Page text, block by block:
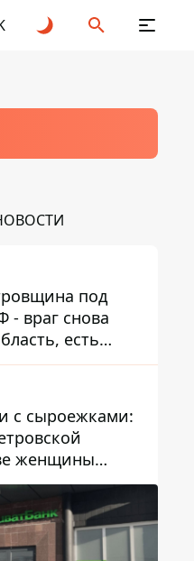
под
- враг снова
есть
и пожары
с сыроежками:
женщины
грибами